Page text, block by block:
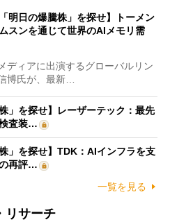
明日の爆騰株」を探せ】トーメン
スンを通じて世界のAIメモリ需
ィアに出演するグローバルリン
博氏が、最新…
」を探せ】レーザーテック：最先
査装…
」を探せ】TDK：AIインフラを支
再評…
一覧を見る
リサーチ